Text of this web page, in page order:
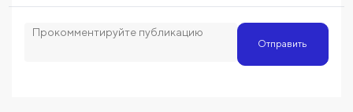
Отправить